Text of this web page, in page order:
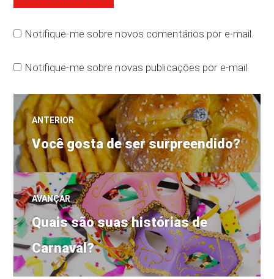
Notifique-me sobre novos comentários por e-mail.
Notifique-me sobre novas publicações por e-mail.
Navegação
de
Post
ANTERIOR
Post
anterior:
Você gosta de ser surpreendido?
AVANÇAR
Próximo
post:
Quais são suas histórias de
Carnaval?